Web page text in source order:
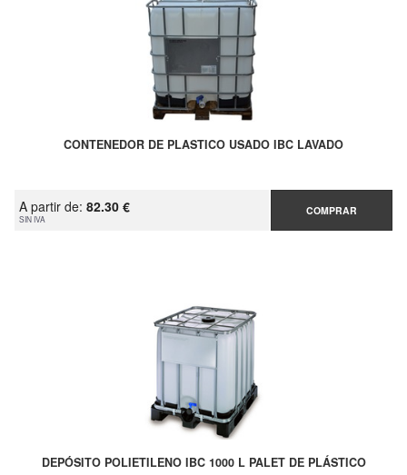
CONTENEDOR DE PLASTICO USADO IBC LAVADO
A partir de: 82.30 €
SIN IVA
COMPRAR
DEPÓSITO POLIETILENO IBC 1000 L PALET DE PLÁSTICO